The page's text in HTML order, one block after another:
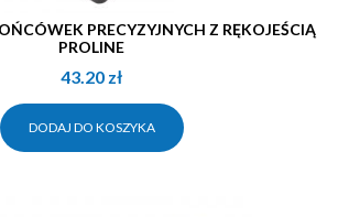
PROLINE
43.20 zł
DODAJ DO KOSZYKA